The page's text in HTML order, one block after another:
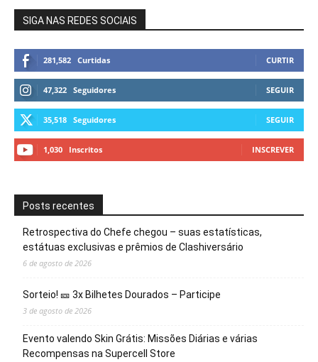
SIGA NAS REDES SOCIAIS
281,582 Curtidas CURTIR
47,322 Seguidores SEGUIR
35,518 Seguidores SEGUIR
1,030 Inscritos INSCREVER
Posts recentes
Retrospectiva do Chefe chegou – suas estatísticas,
estátuas exclusivas e prêmios de Clashiversário
6 de agosto de 2026
Sorteio! 🎫 3x Bilhetes Dourados – Participe
3 de agosto de 2026
Evento valendo Skin Grátis: Missões Diárias e várias
Recompensas na Supercell Store